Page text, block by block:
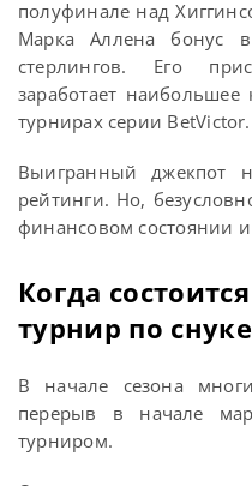
полуфинале над
Марка Аллена бонус
стерлингов. Его
заработает
турнирах серии BetVictor.
Выигранный джекпот
рейтинги. Но,
финансовом состоянии
Когда
турнир по
В начале сезона
перерыв в начале
турниром.